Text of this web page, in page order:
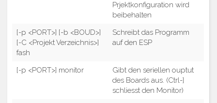
Prjektkonfiguration wird
beibehalten
[-p <PORT>] [-b <BOUD>]
[-C <Projekt Verzeichnis>]
fash
Schreibt das Programm
auf den ESP
[-p <PORT>] monitor
Gibt den seriellen ouptut
des Boards aus. (Ctrl-]
schliesst den Monitor)